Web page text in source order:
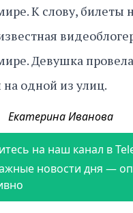
К слову, билеты
Девушка
на одной из улиц.
Екатерина Иванова
на наш канал в
новости дня —